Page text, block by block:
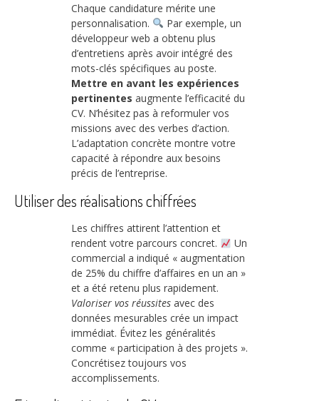
Chaque candidature mérite une
personnalisation.
Par exemple, un
développeur web a obtenu plus
d’entretiens après avoir intégré des
mots-clés spécifiques au poste.
Mettre en avant les expériences
pertinentes augmente l’efficacité du
CV. N’hésitez pas à reformuler vos
missions avec des verbes d’action.
L’adaptation concrète montre votre
capacité à répondre aux besoins
précis de l’entreprise.
Utiliser des réalisations chiffrées
Les chiffres attirent l’attention et
rendent votre parcours concret.
Un
commercial a indiqué « augmentation
de 25% du chiffre d’affaires en un an »
et a été retenu plus rapidement.
Valoriser vos réussites avec des
données mesurables crée un impact
immédiat. Évitez les généralités
comme « participation à des projets ».
Concrétisez toujours vos
accomplissements.